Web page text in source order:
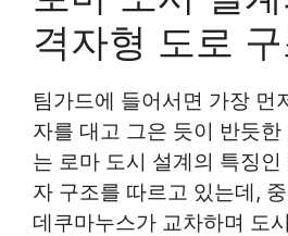
격자형 도로
팀가드에 들어서면 가장 먼
자를 대고 그은 듯이 반듯한
는 로마 도시 설계의 특징인
자 구조를 따르고 있는데,
데쿠마누스가 교차하며 도